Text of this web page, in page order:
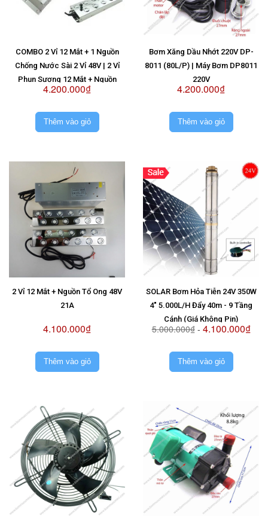
COMBO 2 Vỉ 12 Mắt + 1 Nguồn
Chống Nước Sài 2 Vỉ 48V | 2 Vỉ
Phun Sương 12 Mắt + Nguồn
Chống Nước Sài 2 Vỉ 48V
4.200.000₫
Thêm vào giỏ
Bơm Xăng Dầu Nhớt 220V DP-
8011 (80L/P) | Máy Bơm DP8011
220V
4.200.000₫
Thêm vào giỏ
2 Vỉ 12 Mắt + Nguồn Tổ Ong 48V
21A
4.100.000₫
Thêm vào giỏ
SOLAR Bơm Hỏa Tiễn 24V 350W
4" 5.000L/H Đẩy 40m - 9 Tầng
Cánh (Giá Không Pin)
5.000.000₫- 4.100.000₫
Thêm vào giỏ